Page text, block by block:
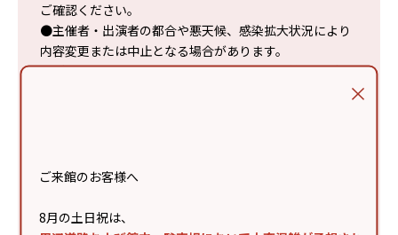
ご来館のお客様へ
8月の土日祝は、
ご確認ください。
●主催者・出演者の都合や悪天候、感染拡大状況により
内容変更または中止となる場合があります。
●ご来場の際は、電車・バスなどの公共交通機関をご利
だく場合があります。
がご観覧いただけない場合があります。